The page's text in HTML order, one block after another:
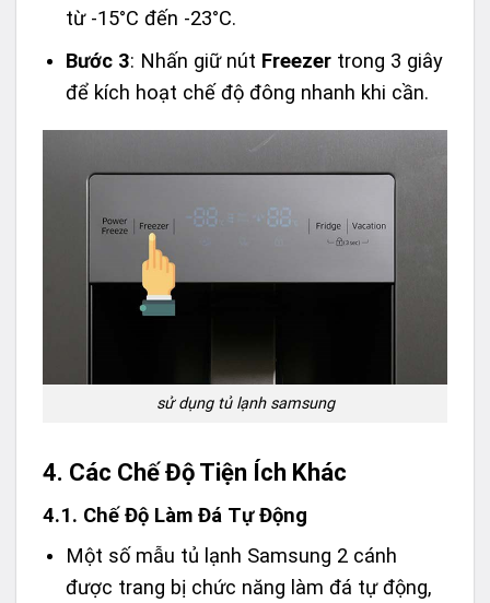
từ -15°C đến -23°C.
Bước 3: Nhấn giữ nút Freezertrong 3 giây
để kích hoạt chế độ đông nhanh khi cần.
sử dụng tủ lạnh samsung
4. Các Chế Độ Tiện Ích Khác
4.1. Chế Độ Làm Đá Tự Động
Một số mẫu tủ lạnh Samsung 2 cánh
được trang bị chức năng làm đá tự động,